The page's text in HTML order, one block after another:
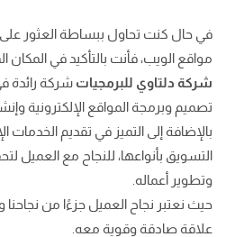
في حال كنت تحاول ببساطة العثور
مواقع الويب، فأنت بالتأكيد في المكان
شركة دلتاوي للبرمجيات شركة رائدة
تصميم وبرمجة المواقع الإلكترونية
بالإضافة إلى التميز في تقديم الخدمات
التسويق بأنواعها، للنجاح مع العميل
وتطوير أعماله.
حيث نعتبر نجاح العميل جزءًا من نجاحنا
علاقة صادقة وقوية معه.